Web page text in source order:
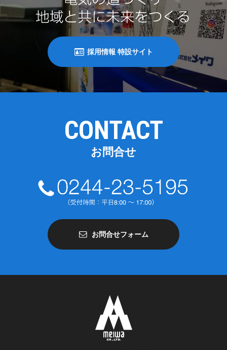
採用情報 特設サイト
CONTACT
お問合せ
お問合せフォーム